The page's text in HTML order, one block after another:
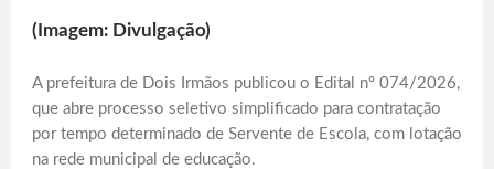
(Imagem: Divulgação)
A prefeitura de Dois Irmãos publicou o Edital nº 074/2026,
que abre processo seletivo simplificado para contratação
por tempo determinado de Servente de Escola, com lotação
na rede municipal de educação.